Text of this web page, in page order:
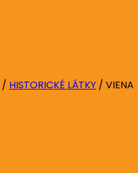
/ HISTORICKÉ LÁTKY / VIENA